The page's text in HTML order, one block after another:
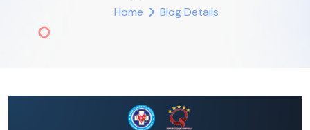
Home Blog Details